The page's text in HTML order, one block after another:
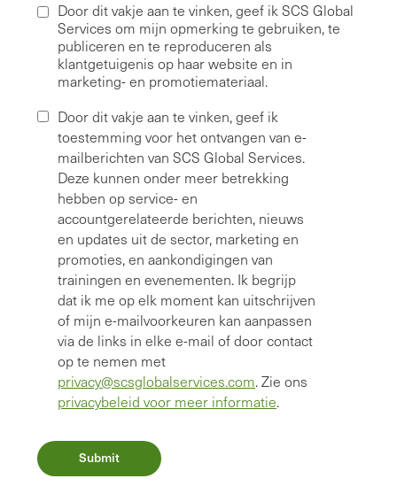
Door dit vakje aan te vinken, geef ik SCS Global
Services om mijn opmerking te gebruiken, te
publiceren en te reproduceren als
klantgetuigenis op haar website en in
marketing- en promotiemateriaal.
Door dit vakje aan te vinken, geef ik
toestemming voor het ontvangen van e-
mailberichten van SCS Global Services.
Deze kunnen onder meer betrekking
hebben op service- en
accountgerelateerde berichten, nieuws
en updates uit de sector, marketing en
promoties, en aankondigingen van
trainingen en evenementen. Ik begrijp
dat ik me op elk moment kan uitschrijven
of mijn e-mailvoorkeuren kan aanpassen
via de links in elke e-mail of door contact
op te nemen met
privacy@scsglobalservices.com. Zie ons
privacybeleid voor meer informatie.